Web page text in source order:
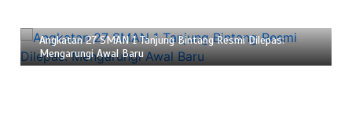
Angkatan 27 SMAN 1 Tanjung Bintang Resmi Dilepas:
Mengarungi Awal Baru